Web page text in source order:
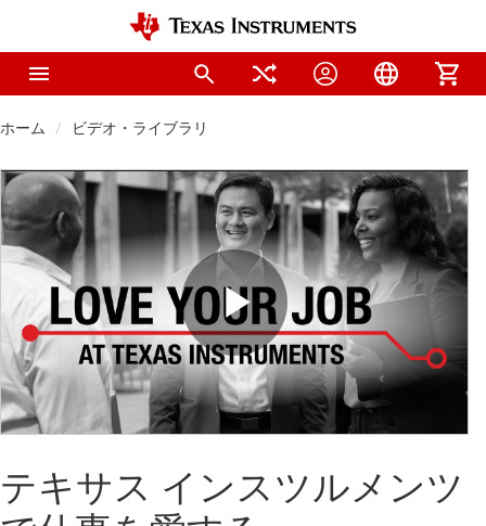
ホーム ビデオ・ライブラリ
Play
Video
テキサス インスツルメンツ